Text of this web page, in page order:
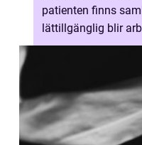
patienten finns
lättillgänglig blir